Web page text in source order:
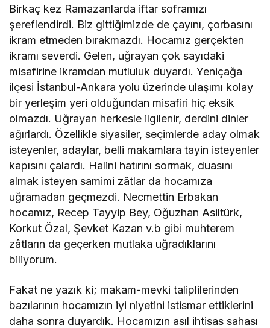
Birkaç kez Ramazanlarda iftar soframızı
şereflendirdi. Biz gittiğimizde de çayını, çorbasını
ikram etmeden bırakmazdı. Hocamız gerçekten
ikramı severdi. Gelen, uğrayan çok sayıdaki
misafirine ikramdan mutluluk duyardı. Yeniçağa
ilçesi İstanbul-Ankara yolu üzerinde ulaşımı kolay
bir yerleşim yeri olduğundan misafiri hiç eksik
olmazdı. Uğrayan herkesle ilgilenir, derdini dinler
ağırlardı. Özellikle siyasiler, seçimlerde aday olmak
isteyenler, adaylar, belli makamlara tayin isteyenler
kapısını çalardı. Halini hatırını sormak, duasını
almak isteyen samimi zâtlar da hocamıza
uğramadan geçmezdi. Necmettin Erbakan
hocamız, Recep Tayyip Bey, Oğuzhan Asiltürk,
Korkut Özal, Şevket Kazan v.b gibi muhterem
zâtların da geçerken mutlaka uğradıklarını
biliyorum.
Fakat ne yazık ki; makam-mevki taliplilerinden
bazılarının hocamızın iyi niyetini istismar ettiklerini
daha sonra duyardık. Hocamızın asıl ihtisas sahası